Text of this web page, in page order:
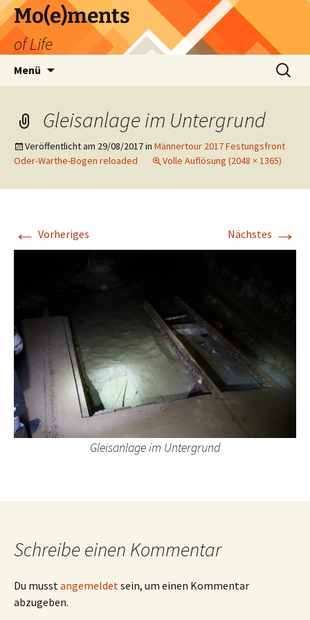
Zum
Inhalt
springen
Mo(e)ments
of Life
Menü
Suchen
nach:
Gleisanlage im Untergrund
Veröffentlicht am 29/08/2017in Männertour 2017 Festungsfront
Oder-Warthe-Bogen reloaded
Volle Auflösung (2048 × 1365)
← Vorheriges Nächstes →
Gleisanlage im Untergrund
Schreibe einen Kommentar
Du musst angemeldet sein, um einen Kommentar
abzugeben.